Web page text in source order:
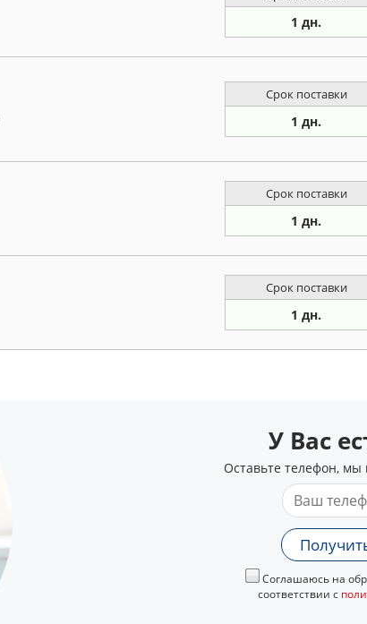
1 дн.
Срок поставки
1 дн.
Срок поставки
1 дн.
Срок поставки
1 дн.
У Вас
Оставьте телефон,
Соглашаюсь на
соответствии с